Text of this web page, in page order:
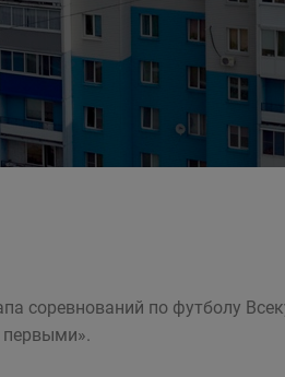
соревнований по футболу